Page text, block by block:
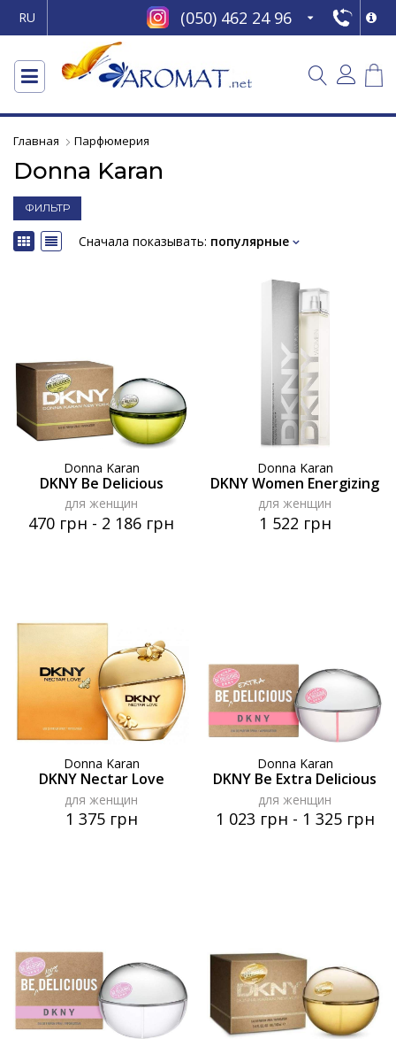
RU (050) 462 24 96
Главная Парфюмерия
Donna Karan
ФИЛЬТР
Сначала показывать: популярные
Donna Karan
DKNY Be Delicious
для женщин
470 грн - 2 186 грн
Donna Karan
DKNY Women Energizing
для женщин
1 522 грн
Donna Karan
DKNY Nectar Love
для женщин
1 375 грн
Donna Karan
DKNY Be Extra Delicious
для женщин
1 023 грн - 1 325 грн